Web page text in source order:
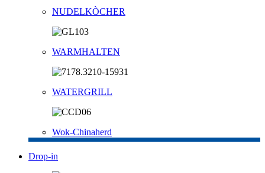
NUDELKÒCHER
WARMHALTEN
WATERGRILL
Wok-Chinaherd
Drop-in